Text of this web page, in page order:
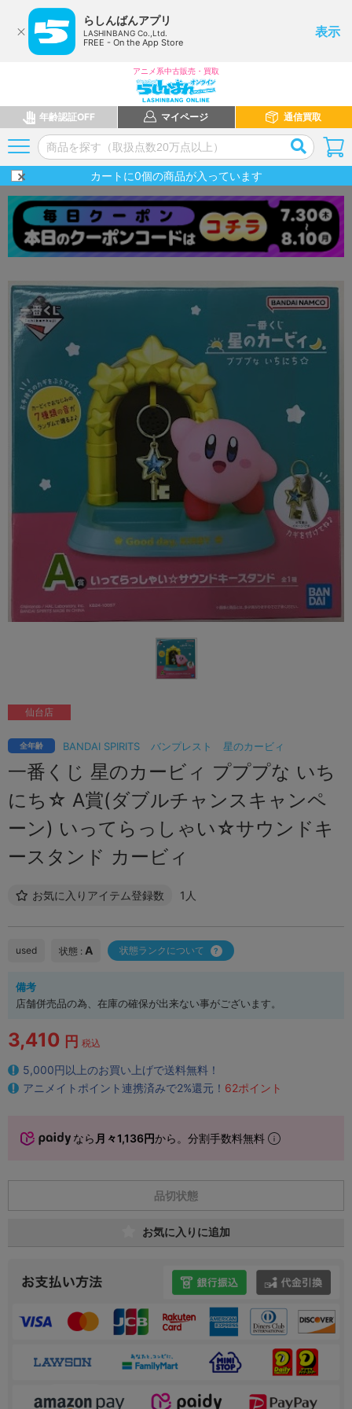
らしんばんアプリ
LASHINBANG Co.,Ltd.
FREE - On the App Store
表示
アニメ系中古販売・買取
年齢認証OFF マイページ 通信買取
カートに0個の商品が入っています
BANDAI SPIRITS バンプレスト 星のカービィ
全年齢
一番くじ 星のカービィ プププな いち
にち☆ A賞(ダブルチャンスキャンペ
ーン) いってらっしゃい☆サウンドキ
ースタンド カービィ
お気に入りアイテム登録数 1人
仙台店
used 状態 : A 状態ランクについて
備考
店舗併売品の為、在庫の確保が出来ない事がございます。
3,410 円 税込
5,000円以上のお買い上げで送料無料！
アニメイトポイント連携済みで2%還元！ 62ポイント
なら 月々1,136円から。分割手数料無料
品切状態
お気に入りに追加